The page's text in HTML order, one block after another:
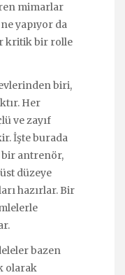
mimarlar
yapıyor da
kritik bir rolle
biri,
Her
ve zayıf
İşte burada
antrenör,
düzeye
hazırlar. Bir
bazen
olarak